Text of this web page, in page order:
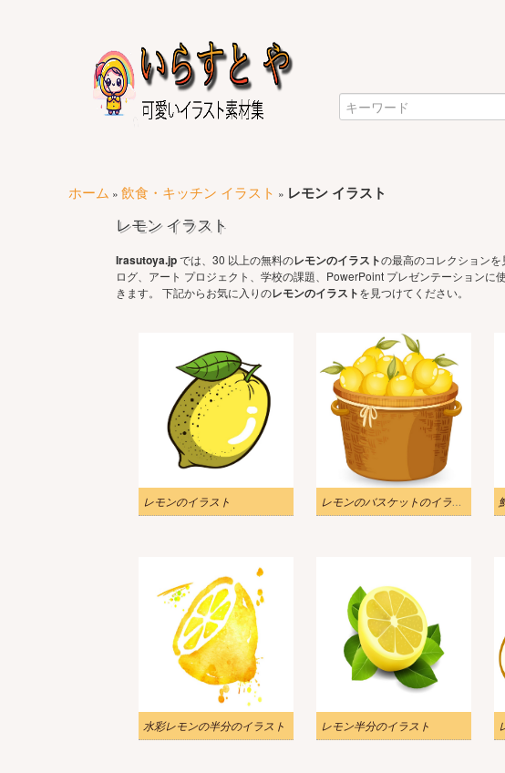
ホーム » 飲食・キッチン イラスト » レモン イラスト
レモン イラスト
Irasutoya.jpでは、30 以上の無料のレモンのイラストの最高のコレクション
ログ、アート プロジェクト、学校の課題、PowerPoint プレゼンテーション
きます。 下記からお気に入りのレモンのイラストを見つけてください。
レモンのイラスト レモンのバスケットのイラスト
水彩レモンの半分のイラスト レモン半分のイラスト